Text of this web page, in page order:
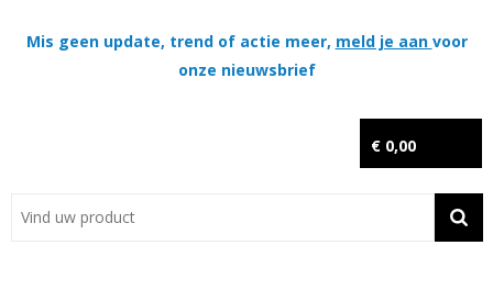
Mis geen update, trend of actie meer, meld je aan voor
onze nieuwsbrief
€ 0,00
Contact